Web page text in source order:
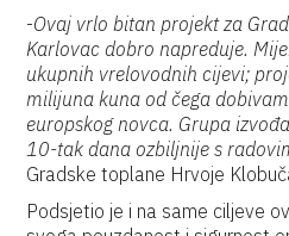
-Ovaj vrlo bitan projekt za
Karlovac dobro napreduje.
ukupnih vrelovodnih cijevi;
milijuna kuna od čega
europskog novca. Grupa
10-tak dana ozbiljnije s
Gradske toplane Hrvoje
Podsjetio je i na same ciljeve